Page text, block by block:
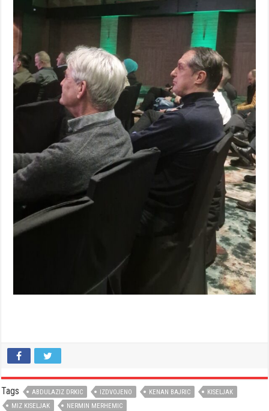
Tags ABDULAZIZ DRKIC IZDVOJENO KENAN BAJRIC
KISELJAK
MIZ KISELJAK
NERMIN MERHEMIC